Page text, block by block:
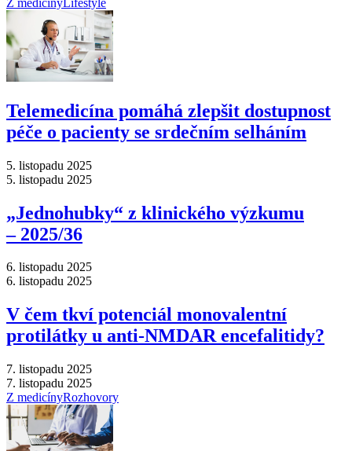
Telemedicína pomáhá zlepšit dostupnost
péče o pacienty se srdečním selháním
5. listopadu 2025
5. listopadu 2025
„Jednohubky“ z klinického výzkumu
–⁠ 2025/36
6. listopadu 2025
6. listopadu 2025
V čem tkví potenciál monovalentní
protilátky u anti-NMDAR encefalitidy?
7. listopadu 2025
7. listopadu 2025
Z medicínyRozhovory